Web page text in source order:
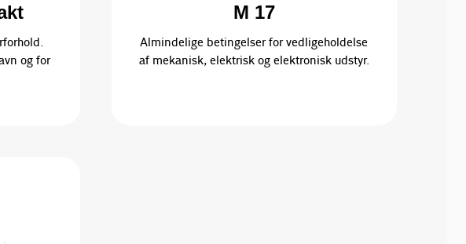
og for
M 17
Almindelige betingelser for vedligeholdelse
af mekanisk, elektrisk og elektronisk udstyr.